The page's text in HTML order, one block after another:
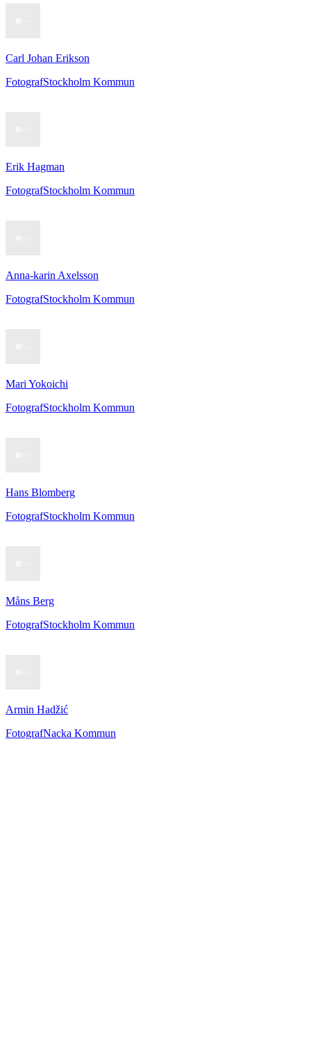
Carl Johan Erikson
FotografStockholm Kommun
Erik Hagman
FotografStockholm Kommun
Anna-karin Axelsson
FotografStockholm Kommun
Mari Yokoichi
FotografStockholm Kommun
Hans Blomberg
FotografStockholm Kommun
Måns Berg
FotografStockholm Kommun
Armin Hadžić
FotografNacka Kommun